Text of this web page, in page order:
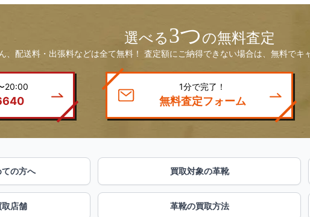
選べる3つの無料査定
、配送料・出張料などは全て無料！ 査定額にご納得できない場合は、無料で
20:00 1分で完了！
無料査定フォーム
の方へ 買取対象の革靴
店舗 革靴の買取方法